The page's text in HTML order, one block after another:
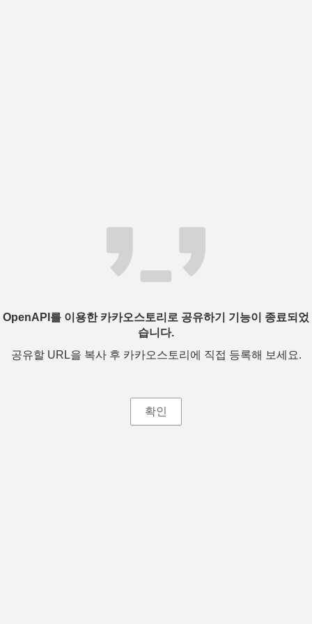
OpenAPI를 이용한 카카오스토리로 공유하기 기능이 종료되었
습니다.
공유할 URL을 복사 후 카카오스토리에 직접 등록해 보세요.
확인